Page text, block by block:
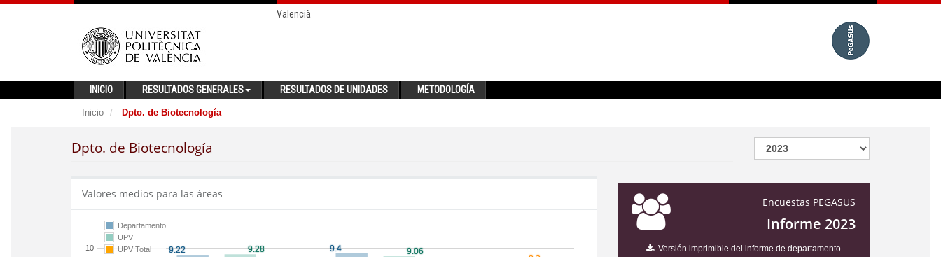
Valencià
INICIO RESULTADOS GENERALES RESULTADOS DE UNIDADES METODOLOGÍA
Inicio Dpto. de Biotecnología
Dpto. de Biotecnología
Encuestas PEGASUS
Informe 2023
Versión imprimible del informe de departamento
Valores medios para las áreas
10
Departamento
UPV
UPV Total